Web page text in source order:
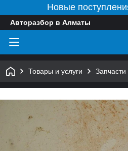
Новые
Авторазбор в Алматы
Товары и услуги